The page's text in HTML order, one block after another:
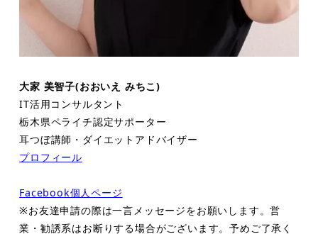
大家 美智子(おおいえ みちこ)
IT活用コンサルタント
栃木県ペライチ認定サポーター
耳つぼ講師・ダイエットアドバイザー
プロフィール
Facebook個人ページ
※お友達申請の際は一言メッセージをお願いします。営
業・勧誘系はお断りする場合がございます。予めご了承く